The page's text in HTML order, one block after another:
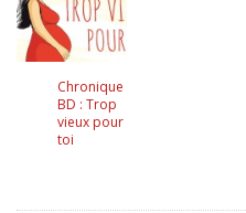
Chronique
BD : Trop
vieux pour
toi